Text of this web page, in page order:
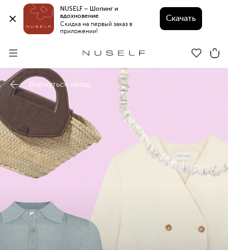
NUSELF – Шопинг и
вдохновение
Скидка на первый заказ в
приложении!
Скачать
Вернуться назад